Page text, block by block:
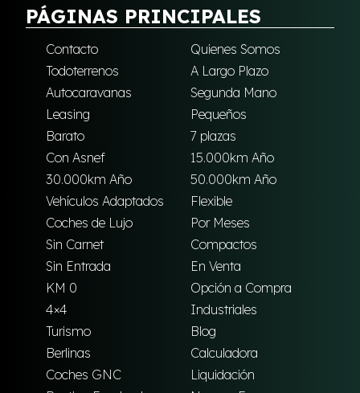
PÁGINAS PRINCIPALES
Contacto
Quienes Somos
Todoterrenos
A Largo Plazo
Autocaravanas
Segunda Mano
Leasing
Pequeños
Barato
7 plazas
Con Asnef
15.000km Año
30.000km Año
50.000km Año
Vehículos Adaptados
Flexible
Coches de Lujo
Por Meses
Sin Carnet
Compactos
Sin Entrada
En Venta
KM 0
Opción a Compra
4×4
Industriales
Turismo
Blog
Berlinas
Calculadora
Coches GNC
Liquidación